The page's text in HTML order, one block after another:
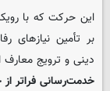
این حرکت که با
بر تأمین نیازهای
دینی و ترویج
خدمت‌رسانی فراتر از